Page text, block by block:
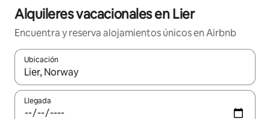
Alquileres vacacionales en Lier
Encuentra y reserva alojamientos únicos en Airbnb
Ubicación
Cuando los resultados estén disponibles, navega con las
Llegada